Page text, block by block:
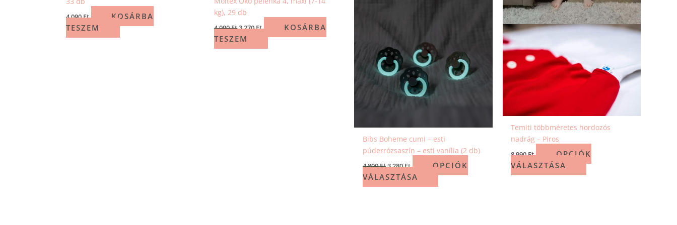
4 090Ft
KOSÁRBA
TESZEM
kg), 29 db
4 090Ft3 270Ft
KOSÁRBA
TESZEM
Bibs Boheme cumi – esti
púderrózsaszín – esti vanília (2 db)
4 890Ft3 280Ft
OPCIÓK
VÁLASZTÁSA
Temiti többméretes hordozós
nadrág – Piros
8 990Ft
OPCIÓK
VÁLASZTÁSA